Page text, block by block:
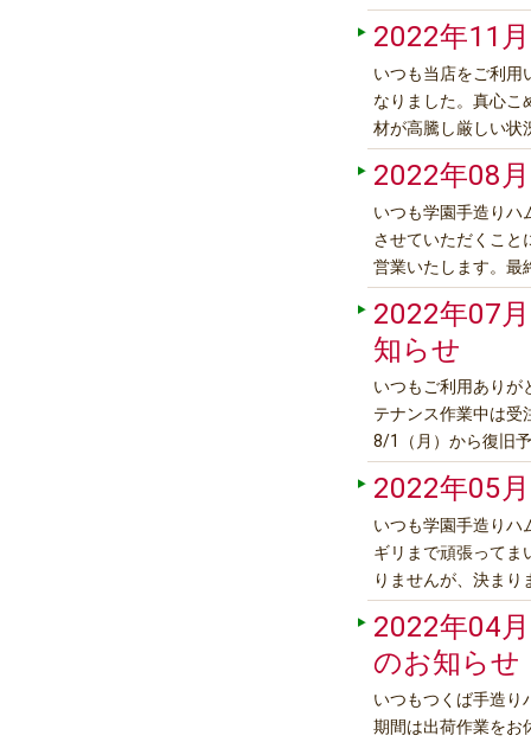
2023年は1月5日（
いいたします。皆さ
2022年11
いつも当店をご利用
なりました。真心こ
材が高騰し厳しい状
りました。大変心苦
2022年08
いつも学園手造りハ
させていただくこ
営業いたします。
きますが、お体に気
す。 (株)つく
2022年07
知らせ
いつもご利用ありが
テナンス作業中は受
8/1（月）から復旧
ろしくお願い
2022年05
いつも学園手造りハ
ギリまで頑張ってま
りませんが、決ま
変更いたします。皆
いたしま
2022年04
のお知らせ
いつもつくば手造り
期間は出荷作業を